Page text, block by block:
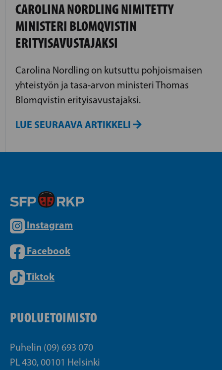
CAROLINA NORDLING NIMITETTY
MINISTERI BLOMQVISTIN
ERITYISAVUSTAJAKSI
Carolina Nordling on kutsuttu pohjoismaisen
yhteistyön ja tasa-arvon ministeri Thomas
Blomqvistin erityisavustajaksi.
LUE SEURAAVA ARTIKKELI
Instagram
Facebook
Tiktok
PUOLUETOIMISTO
Puhelin (09) 693 070
PL 430, 00101 Helsinki